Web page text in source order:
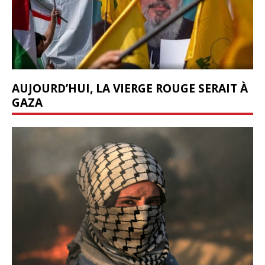
AUJOURD’HUI, LA VIERGE ROUGE SERAIT À
GAZA